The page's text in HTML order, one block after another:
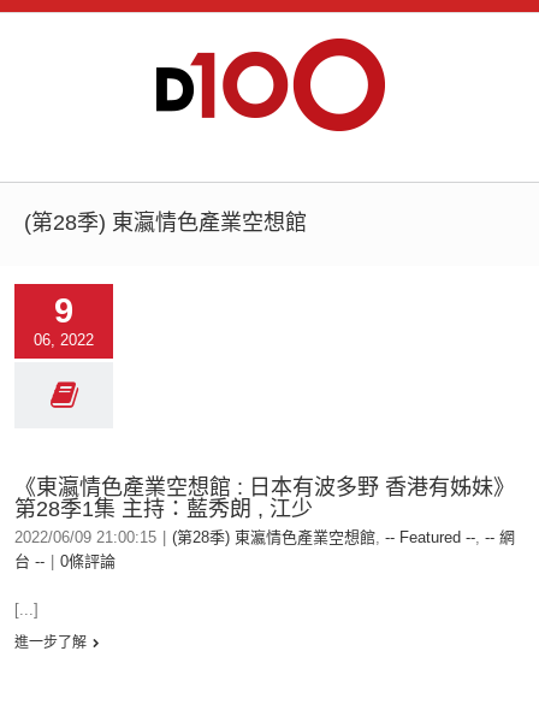
(第28季) 東瀛情色產業空想館
9
06, 2022
《東瀛情色產業空想館 : 日本有波多野 香港有姊妹》
第28季1集 主持：藍秀朗 , 江少
2022/06/09 21:00:15 (第28季) 東瀛情色產業空想館, -- Featured --, -- 網
台 --
0條評論
[...]
進一步了解